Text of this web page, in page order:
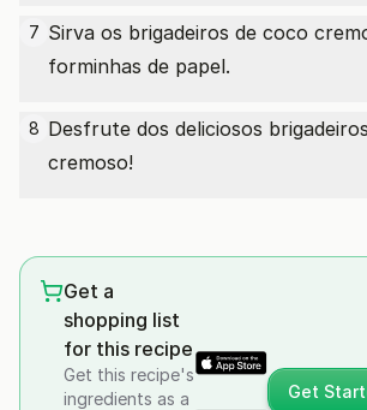
7 Sirva os brigadeiros de coco
forminhas de papel.
8 Desfrute dos deliciosos
cremoso!
Get a
shopping list
for this recipe
Get this recipe's
ingredients as a
Get